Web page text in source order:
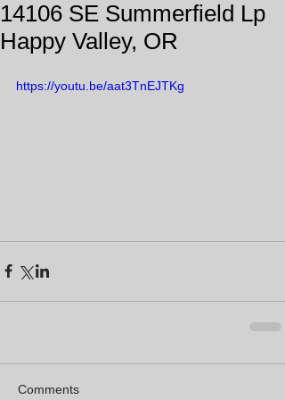
14106 SE Summerfield Lp
Happy Valley, OR
https://youtu.be/aat3TnEJTKg
Comments